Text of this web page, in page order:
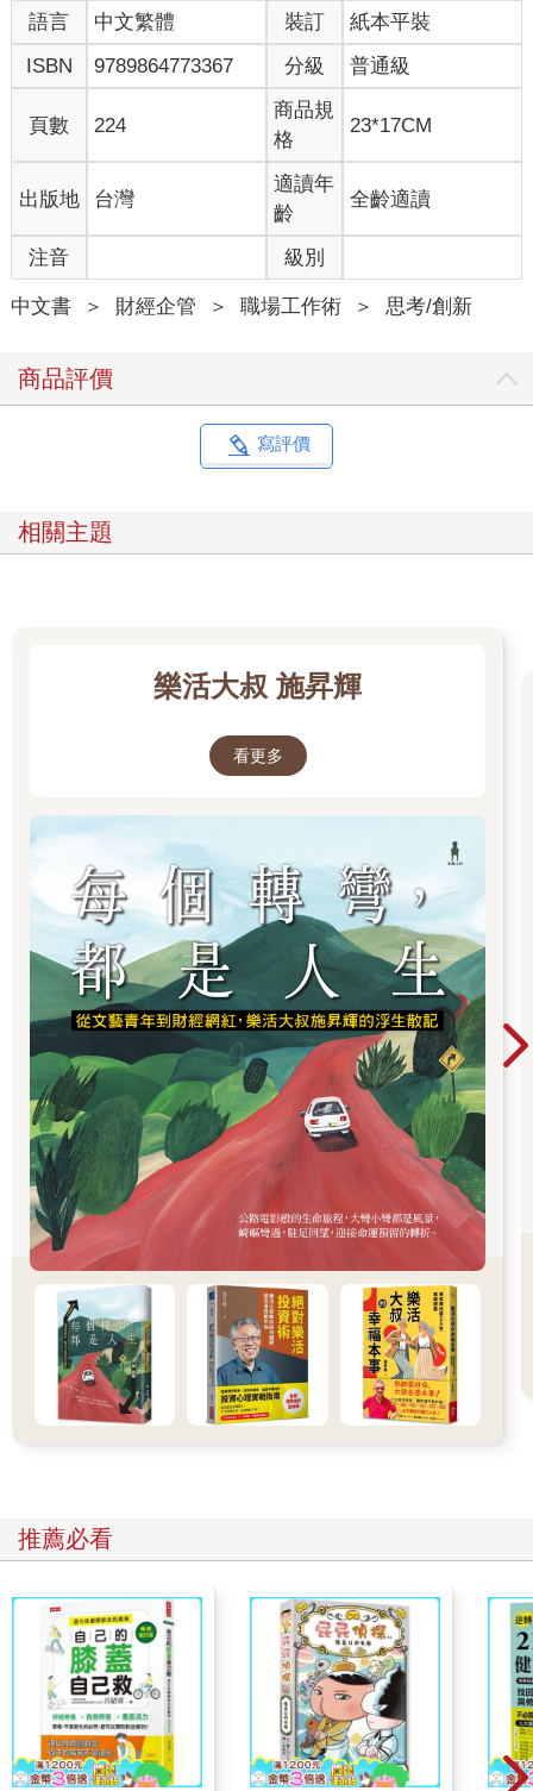
心智圖法大師孫易新也是我們班上的同學。
很驚訝易新兄居然在百忙之餘還到研究所進修，當時我們研究所
課程有在研習心智圖法，而華人第一位到英國博贊中心接受講師
培訓，並將心智圖法引進臺灣，成立專門的培訓教育機構，而且
自己都已經出書，不論專業性與知名度都頗富盛名的這位仁兄，
現在卻坐在下面和我們一起當學生，這種虛懷若谷、用空杯心態
學習的精神，實在是令人佩服。
況且易新兄在創意思考領域已算是我們的先進，在課堂上嚴謹研
究的態度卻不輸年輕學子，就像他十多年來用心經營「孫易新心
智圖法教育機構」，一本初衷的幫助了成千上萬的學員，無論在
效率。而我也因為有幸和易新兄在念研究所時，同為陳龍安教授
團隊的一員，從旁跟著他學習完整正確的心智圖法，真是受益良
試、業務企劃、加強記憶、快速閱讀、背誦單字、工作筆記、文
學寫作等相關書籍，已經不知道嘉惠多少粉絲讀者了。本次聽聞
應用》一書，相信一定會讓更多的學習者受惠，衷心期盼這本新
書上市後，能幫助更多人在心智圖法的學習和運用上，如虎添
文／凌雅甄 華風文化事業(限)副總經理
法（Mind Mapping），直到多年前接掌外商公司教育訓練部門，
因緣際會下再次遇到孫老師，透過一場特別為同仁安排的初級課
程，才發現心智圖法的優點，於是立即撥出時間，自費報名完整
的【心智圖法職場優勢管理師】認證班，深感獲益匪淺。
因為心智圖法是一個非常好用的方法與工具，不僅可以解決工作
上繁瑣的問題，如專案管理與策略、問題分析與解決、會議記錄
與執行，或是一般日常生活中的各項事務，包含時間管理、個人
生涯規畫，甚至小到如旅遊計畫與清單等等，都可以運用心智圖
法完成。近幾年在職場領導或學校授課時，也常常和同仁與學生
分享，若大家能夠早點學習心智圖法，人生可能會有不一樣的光
景。
正因如此，去年我特別為女兒報名了【兒童超高效學習精修
班】，女兒在經過為期一週的課程學習後，學到心智圖法的各式
技巧，包含邏輯分類、創意思考、超強記憶力與心智圖筆記等
等，課堂上不僅運用到益智遊戲增進思考與邏輯能力，也在課程
正是現今社會上最需要的適應力與人際力，也是參與課程帶來的
另一種收穫。
學程結束後，女兒在課業上利用所學，不僅學業穩定獲得前三名
的成績，作文分數也屢獲高分。此外，在校內參加演講比賽獲得
第三名，之後代表學校參與區域比賽也榮獲第一名殊榮，進而晉
僅如此，心智圖法在日常生活也頗有助益，女兒運用時間管理，
在課業繁重之餘，還有時間培養勞作、小提琴等興趣；每年的出
國旅遊，也總是由女兒召開家庭會議，帶領全家列出國清單與注
意事項，使得旅遊均得以盡興，這都歸功於心智圖法訓練的養
成。現在回想起來，很高興當時有為女兒報名上課，更感謝孫老
師的無私教導！
現今科技日益進步，環境急速變遷，不僅是大人得面對職場上激
烈的競爭，就連孩子也得提早接受來自大環境的各項考驗，如何
幫助孩子們提早適應高壓與多變的環境，心智圖法課程是一個值
語言 中文繁體 裝訂
紙本平裝
ISBN
9789864773367 分級 普通級
頁數 224
商品規
格
23*17CM
出版地 台灣
適讀年
齡
全齡適讀
注音 級別
中文書 ＞ 財經企管 ＞ 職場工作術 ＞ 思考/創新
商品評價
寫評價
相關主題
樂活大叔 施昇輝
看更多
推薦必看